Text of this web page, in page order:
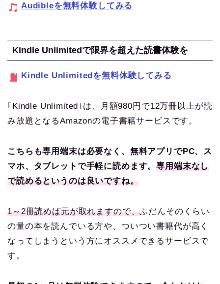
Audibleを無料体験してみる
Kindle Unlimitedで限界を超えた読書体験を
Kindle Unlimitedを無料体験してみる
｢Kindle Unlimited｣は、月額980円で12万冊以上が読
み放題となるAmazonの電子書籍サービスです。
こちらも専用端末は必要なく、無料アプリでPC、ス
マホ、タブレットで手軽に読めます。専用端末なし
で読めるというのは良いですね。
1～2冊読めば元が取れますので、ふだんそのくらい
の量の本を読んでいる方や、ついつい書籍代が高く
なってしまうという方にオススメできるサービスで
す。